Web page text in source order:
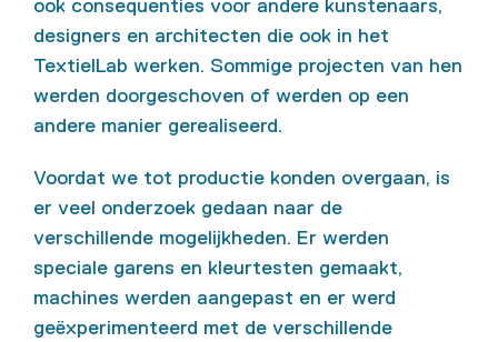
ook consequenties voor andere kunstenaars,
designers en architecten die ook in het
TextielLab werken. Sommige projecten van hen
werden doorgeschoven of werden op een
andere manier gerealiseerd.
Voordat we tot productie konden overgaan, is
er veel onderzoek gedaan naar de
verschillende mogelijkheden. Er werden
speciale garens en kleurtesten gemaakt,
machines werden aangepast en er werd
geëxperimenteerd met de verschillende